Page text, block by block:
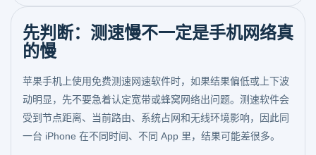
先判断：测速慢不一定是手机网络真
的慢
苹果手机上使用免费测速网速软件时，如果结果偏低或上下波
动明显，先不要急着认定宽带或蜂窝网络出问题。测速软件会
受到节点距离、当前路由、系统占网和无线环境影响，因此同
一台 iPhone 在不同时间、不同 App 里，结果可能差很多。